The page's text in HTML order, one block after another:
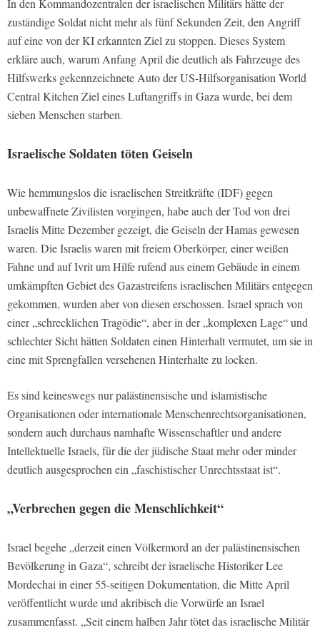
In den Kommandozentralen der israelischen Militärs hätte der
zuständige Soldat nicht mehr als fünf Sekunden Zeit, den Angriff
auf eine von der KI erkannten Ziel zu stoppen. Dieses System
erkläre auch, warum Anfang April die deutlich als Fahrzeuge des
Hilfswerks gekennzeichnete Auto der US-Hilfsorganisation World
Central Kitchen Ziel eines Luftangriffs in Gaza wurde, bei dem
sieben Menschen starben.
Israelische Soldaten töten Geiseln
Wie hemmungslos die israelischen Streitkräfte (IDF) gegen
unbewaffnete Zivilisten vorgingen, habe auch der Tod von drei
Israelis Mitte Dezember gezeigt, die Geiseln der Hamas gewesen
waren. Die Israelis waren mit freiem Oberkörper, einer weißen
Fahne und auf Ivrit um Hilfe rufend aus einem Gebäude in einem
umkämpften Gebiet des Gazastreifens israelischen Militärs entgegen
gekommen, wurden aber von diesen erschossen. Israel sprach von
einer „schrecklichen Tragödie“, aber in der „komplexen Lage“ und
schlechter Sicht hätten Soldaten einen Hinterhalt vermutet, um sie in
eine mit Sprengfallen versehenen Hinterhalte zu locken.
Es sind keineswegs nur palästinensische und islamistische
Organisationen oder internationale Menschenrechtsorganisationen,
sondern auch durchaus namhafte Wissenschaftler und andere
Intellektuelle Israels, für die der jüdische Staat mehr oder minder
deutlich ausgesprochen ein „faschistischer Unrechtsstaat ist“.
„Verbrechen gegen die Menschlichkeit“
Israel begehe „derzeit einen Völkermord an der palästinensischen
Bevölkerung in Gaza“, schreibt der israelische Historiker Lee
Mordechai in einer 55-seitigen Dokumentation, die Mitte April
veröffentlicht wurde und akribisch die Vorwürfe an Israel
zusammenfasst. „Seit einem halben Jahr tötet das israelische Militär